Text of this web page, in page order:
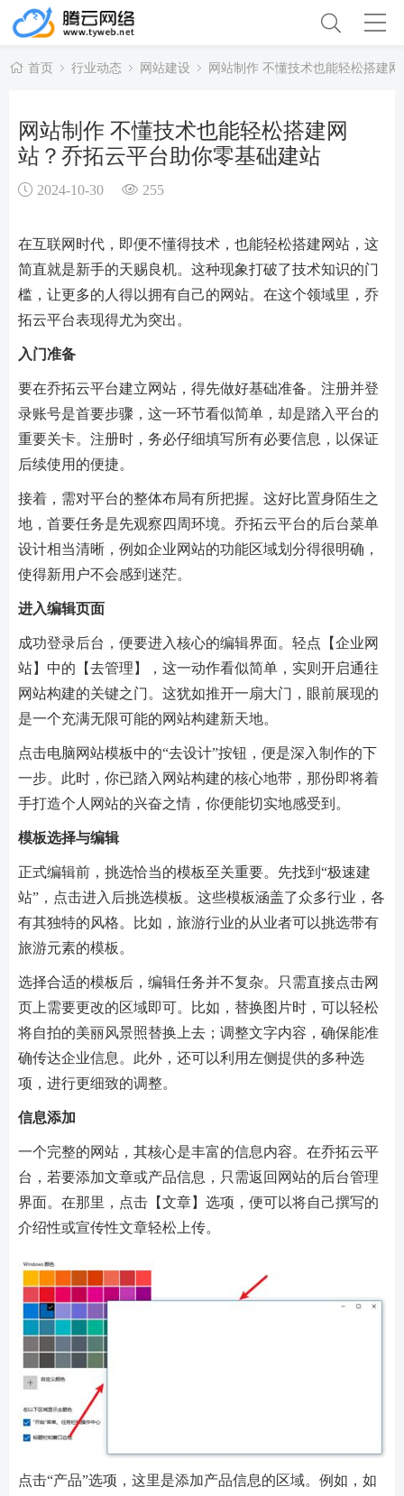
首页 行业动态 网站建设 网站制作 不懂技术也能轻松搭建
网站制作 不懂技术也能轻松搭建网
站？乔拓云平台助你零基础建站
2024-10-30 255
在互联网时代，即便不懂得技术，也能轻松搭建网站，这
简直就是新手的天赐良机。这种现象打破了技术知识的门
槛，让更多的人得以拥有自己的网站。在这个领域里，乔
拓云平台表现得尤为突出。
入门准备
要在乔拓云平台建立网站，得先做好基础准备。注册并登
录账号是首要步骤，这一环节看似简单，却是踏入平台的
重要关卡。注册时，务必仔细填写所有必要信息，以保证
后续使用的便捷。
接着，需对平台的整体布局有所把握。这好比置身陌生之
地，首要任务是先观察四周环境。乔拓云平台的后台菜单
设计相当清晰，例如企业网站的功能区域划分得很明确，
使得新用户不会感到迷茫。
进入编辑页面
成功登录后台，便要进入核心的编辑界面。轻点【企业网
站】中的【去管理】，这一动作看似简单，实则开启通往
网站构建的关键之门。这犹如推开一扇大门，眼前展现的
是一个充满无限可能的网站构建新天地。
点击电脑网站模板中的“去设计”按钮，便是深入制作的下
一步。此时，你已踏入网站构建的核心地带，那份即将着
手打造个人网站的兴奋之情，你便能切实地感受到。
模板选择与编辑
正式编辑前，挑选恰当的模板至关重要。先找到“极速建
站”，点击进入后挑选模板。这些模板涵盖了众多行业，各
有其独特的风格。比如，旅游行业的从业者可以挑选带有
旅游元素的模板。
选择合适的模板后，编辑任务并不复杂。只需直接点击网
页上需要更改的区域即可。比如，替换图片时，可以轻松
将自拍的美丽风景照替换上去；调整文字内容，确保能准
确传达企业信息。此外，还可以利用左侧提供的多种选
项，进行更细致的调整。
信息添加
一个完整的网站，其核心是丰富的信息内容。在乔拓云平
台，若要添加文章或产品信息，只需返回网站的后台管理
界面。在那里，点击【文章】选项，便可以将自己撰写的
介绍性或宣传性文章轻松上传。
点击“产品”选项，这里是添加产品信息的区域。例如，如